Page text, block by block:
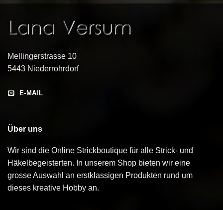
Mellingerstrasse 10
5443 Niederrohrdorf
E-MAIL
Über uns
Wir sind die Online Strickboutique für alle Strick- und
Häkelbegeisterten. In unserem Shop bieten wir eine
grosse Auswahl an erstklassigen Produkten rund um
dieses kreative Hobby an.